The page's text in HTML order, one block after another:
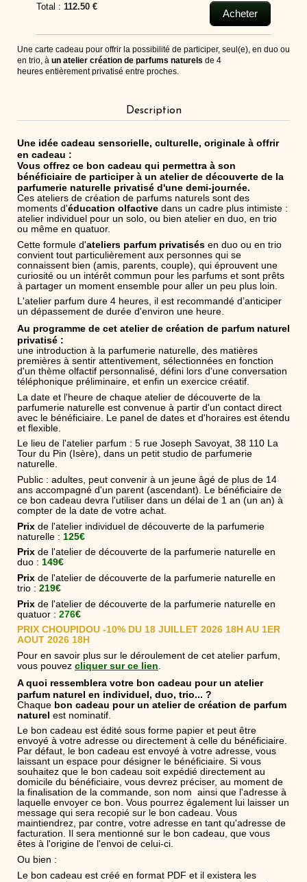
Acheter
Total : 112.50 €
Une carte cadeau pour offrir la possibilité de participer, seul(e), en duo ou
en trio, à un atelier création de parfums naturels de 4
heures entièrement privatisé entre proches.
Description
Une idée cadeau sensorielle, culturelle, originale à offrir
en cadeau :
Vous offrez ce bon cadeau qui permettra à son
bénéficiaire de participer à un atelier de découverte de la
parfumerie naturelle privatisé d'une demi-journée.
Ces ateliers de création de parfums naturels sont des
moments d'éducation olfactive dans un cadre plus intimiste :
atelier individuel pour un solo, ou bien atelier en duo, en trio
ou même en quatuor.
Cette formule d'ateliers parfum privatisés en duo ou en trio
convient tout particulièrement aux personnes qui se
connaissent bien (amis, parents, couple), qui éprouvent une
curiosité ou un intérêt commun pour les parfums et sont prêts
à partager un moment ensemble pour aller un peu plus loin.
L'atelier parfum dure 4 heures, il est recommandé d’anticiper
un dépassement de durée d'environ une heure.
Au programme de cet atelier de création de parfum naturel
privatisé :
une introduction à la parfumerie naturelle, des matières
premières à sentir attentivement, sélectionnées en fonction
d'un thème olfactif personnalisé, défini lors d'une conversation
téléphonique préliminaire, et enfin un exercice créatif.
La date et l'heure de chaque atelier de découverte de la
parfumerie naturelle est convenue à partir d'un contact direct
avec le bénéficiaire. Le panel de dates et d'horaires est étendu
et flexible.
Le lieu de l'atelier parfum : 5 rue Joseph Savoyat, 38 110 La
Tour du Pin (Isère), dans un petit studio de parfumerie
naturelle.
Public : adultes, peut convenir à un jeune âgé de plus de 14
ans accompagné d'un parent (ascendant). Le bénéficiaire de
ce bon cadeau devra l'utiliser dans un délai de 1 an (un an) à
compter de la date de votre achat.
Prix de l'atelier individuel de découverte de la parfumerie
naturelle : 125€
Prix de l'atelier de découverte de la parfumerie naturelle en
duo : 149€
Prix de l'atelier de découverte de la parfumerie naturelle en
trio : 219€
Prix de l'atelier de découverte de la parfumerie naturelle en
quatuor : 276€
PRIX CHOUPIDOU -10% DU 18 JUILLET 2026 18H AU 1ER
AOUT 2026 18H
Pour en savoir plus sur le déroulement de cet atelier parfum,
vous pouvez cliquer sur ce lien.
A quoi ressemblera votre bon cadeau pour un atelier
parfum naturel en individuel, duo, trio... ?
Chaque bon cadeau pour un atelier de création de parfum
naturel est nominatif.
Le bon cadeau est édité sous forme papier et peut être
envoyé à votre adresse ou directement à celle du bénéficiaire.
Par défaut, le bon cadeau est envoyé à votre adresse, vous
laissant un espace pour désigner le bénéficiaire. Si vous
souhaitez que le bon cadeau soit expédié directement au
domicile du bénéficiaire, vous devrez préciser, au moment de
la finalisation de la commande, son nom ainsi que l'adresse à
laquelle envoyer ce bon. Vous pourrez également lui laisser un
message qui sera recopié sur le bon cadeau. Vous
maintiendrez, par contre, votre adresse en tant qu'adresse de
facturation. Il sera mentionné sur le bon cadeau, que vous
êtes à l'origine de l'envoi de celui-ci.
Ou bien :
Le bon cadeau est créé en format PDF et il existera les